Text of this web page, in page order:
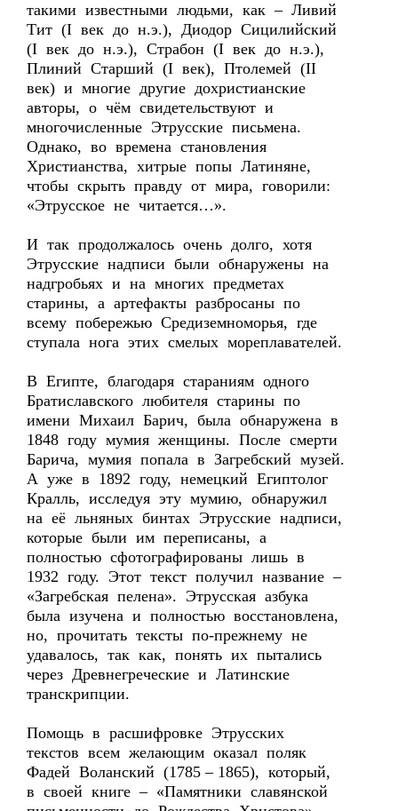
такими известными людьми, как – Ливий
Тит (I век до н.э.), Диодор Сицилийский
(I век до н.э.), Страбон (I век до н.э.),
Плиний Старший (I век), Птолемей (II
век) и многие другие дохристианские
авторы, о чём свидетельствуют и
многочисленные Этрусские письмена.
Однако, во времена становления
Христианства, хитрые попы Латиняне,
чтобы скрыть правду от мира, говорили:
«Этрусское не читается…».
И так продолжалось очень долго, хотя
Этрусские надписи были обнаружены на
надгробьях и на многих предметах
старины, а артефакты разбросаны по
всему побережью Средиземноморья, где
ступала нога этих смелых мореплавателей.
В Египте, благодаря стараниям одного
Братиславского любителя старины по
имени Михаил Барич, была обнаружена в
1848 году мумия женщины. После смерти
Барича, мумия попала в Загребский музей.
А уже в 1892 году, немецкий Египтолог
Кралль, исследуя эту мумию, обнаружил
на её льняных бинтах Этрусские надписи,
которые были им переписаны, а
полностью сфотографированы лишь в
1932 году. Этот текст получил название –
«Загребская пелена». Этрусская азбука
была изучена и полностью восстановлена,
но, прочитать тексты по-прежнему не
удавалось, так как, понять их пытались
через Древнегреческие и Латинские
транскрипции.
Помощь в расшифровке Этрусских
текстов всем желающим оказал поляк
Фадей Воланский (1785 – 1865), который,
в своей книге – «Памятники славянской